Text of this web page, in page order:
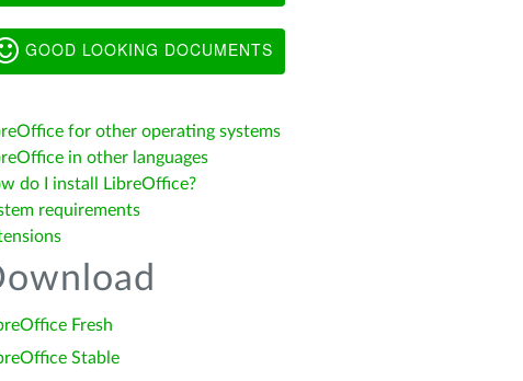
GOOD LOOKING DOCUMENTS
for other operating systems
in other languages
do I install LibreOffice?
requirements
Fresh
Stable